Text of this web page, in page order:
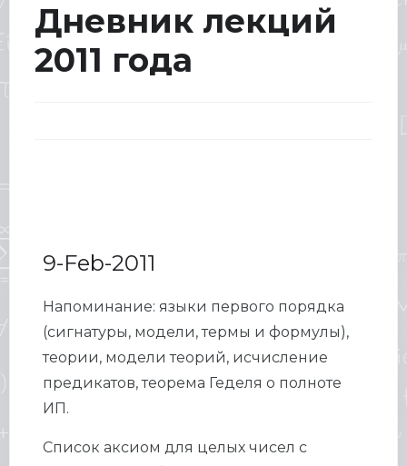
Дневник лекций
2011 года
9-Feb-2011
Напоминание: языки первого порядка
(сигнатуры, модели, термы и формулы),
теории, модели теорий, исчисление
предикатов, теорема Геделя о полноте
ИП.
Список аксиом для целых чисел с